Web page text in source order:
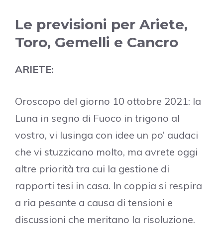
Le previsioni per Ariete,
Toro, Gemelli e Cancro
ARIETE:
Oroscopo del giorno 10 ottobre 2021: la
Luna in segno di Fuoco in trigono al
vostro, vi lusinga con idee un po’ audaci
che vi stuzzicano molto, ma avrete oggi
altre priorità tra cui la gestione di
rapporti tesi in casa. In coppia si respira
a ria pesante a causa di tensioni e
discussioni che meritano la risoluzione.